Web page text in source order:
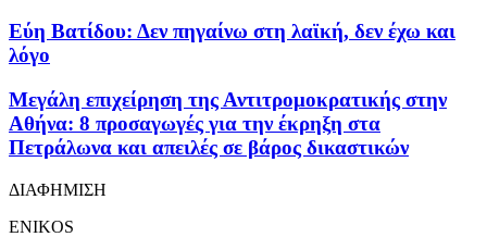
Εύη Βατίδου: Δεν πηγαίνω στη λαϊκή, δεν έχω και
λόγο
Μεγάλη επιχείρηση της Αντιτρομοκρατικής στην
Αθήνα: 8 προσαγωγές για την έκρηξη στα
Πετράλωνα και απειλές σε βάρος δικαστικών
ΔΙΑΦΗΜΙΣΗ
ENIKOS